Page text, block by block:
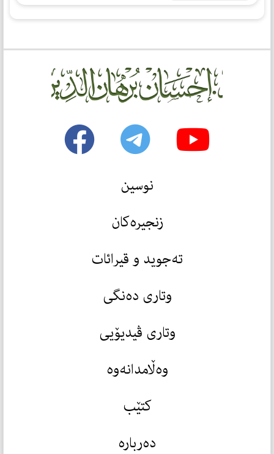
نوسین
زنجیرەکان
تەجوید و قیرائات
وتاری دەنگی
وتاری ڤیدیۆیی
وەڵامدانەوە
کتێب
دەربارە